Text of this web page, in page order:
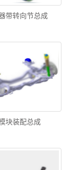
带转向节总成
块装配总成